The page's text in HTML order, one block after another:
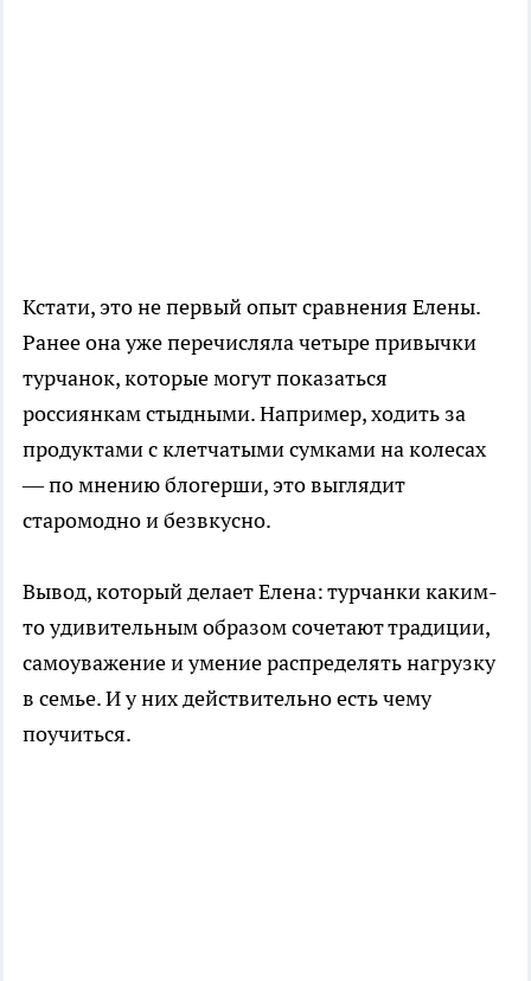
Кстати, это не первый опыт сравнения Елены.
Ранее она уже перечисляла четыре привычки
турчанок, которые могут показаться
россиянкам стыдными. Например, ходить за
продуктами с клетчатыми сумками на колесах
— по мнению блогерши, это выглядит
старомодно и безвкусно.
Вывод, который делает Елена: турчанки каким-
то удивительным образом сочетают традиции,
самоуважение и умение распределять нагрузку
в семье. И у них действительно есть чему
поучиться.